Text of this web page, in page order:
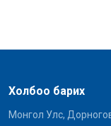
Холбоо барих
Монгол Улс,